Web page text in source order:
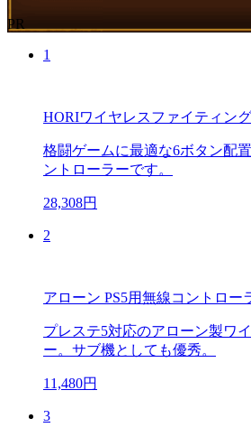
PR
1
HORIワイヤレスファイティン
格闘ゲームに最適な6ボタン配
ントローラーです。
28,308円
2
アローン PS5用無線コントロー
プレステ5対応のアローン製ワ
ー。サブ機としても優秀。
11,480円
3